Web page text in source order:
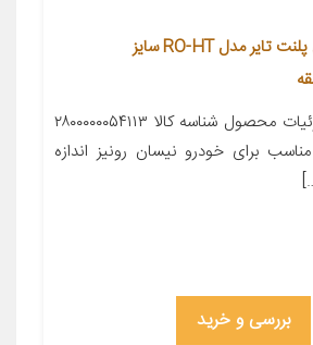
لاستیک خودرو جی پلنت تایر مدل RO-HT سایز
معرفی محصول جزئیات محصول شناسه کالا ۲۸۰۰۰۰۰۰۵۴۱۱۳
سال ساخت ۲۰۲۲ مناسب برای خودرو نیسان رونیز اندازه
بررسی و خرید